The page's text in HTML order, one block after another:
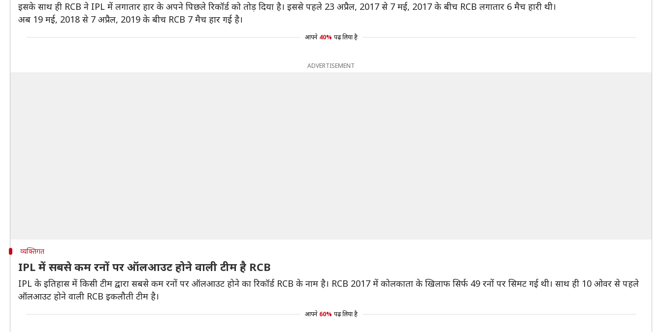
इसके साथ ही RCB ने IPL में लगातार हार के अपने पिछले रिकॉर्ड को तोड़ दिया है। इससे पहले 23 अप्रैल, 2017 से 7 मई, 2017 के बीच RCB लगातार 6 मैच हारी थी।
अब 19 मई, 2018 से 7 अप्रैल, 2019 के बीच RCB 7 मैच हार गई है।
आपने 40% पढ़ लिया है
ADVERTISEMENT
व्यक्तिगत
IPL में सबसे कम रनों पर ऑलआउट होने वाली टीम है RCB
IPL के इतिहास में किसी टीम द्वारा सबसे कम रनों पर ऑलआउट होने का रिकॉर्ड RCB के नाम है। RCB 2017 में कोलकाता के खिलाफ सिर्फ 49 रनों पर सिमट गई थी। साथ ही 10 ओवर से पहले
ऑलआउट होने वाली RCB इकलौती टीम है।
आपने 60% पढ़ लिया है